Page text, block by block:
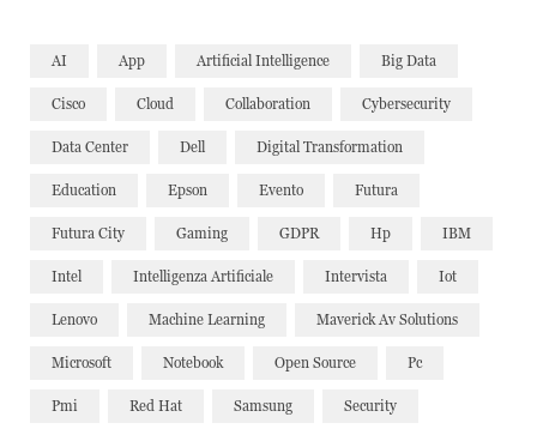
AI App Artificial Intelligence Big Data
Cisco Cloud Collaboration Cybersecurity
Data Center Dell Digital Transformation
Education Epson Evento Futura
Futura City Gaming GDPR Hp IBM
Intel Intelligenza Artificiale Intervista Iot
Lenovo Machine Learning Maverick Av Solutions
Microsoft Notebook Open Source Pc
Pmi Red Hat Samsung Security